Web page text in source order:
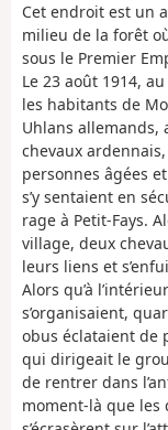
Cet endroit est un
milieu de la forêt
sous le Premier
Le 23 août 1914,
les habitants de
Uhlans allemands,
chevaux
personnes âgées
s’y sentaient en
rage à Petit-Fays.
village, deux
leurs liens et
Alors qu’à
s’organisaient,
obus éclataient de
qui dirigeait le
de rentrer dans
moment-là que les